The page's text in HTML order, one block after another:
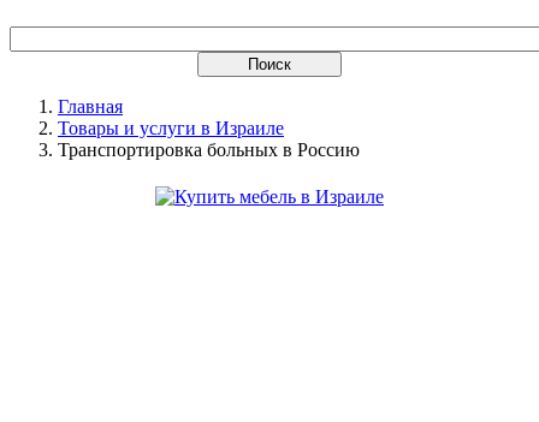
Главная
Товары и услуги в Израиле
Транспортировка больных в Россию